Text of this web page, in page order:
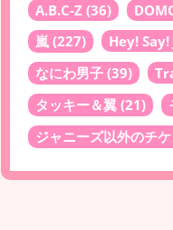
A.B.C-Z (36)
嵐 (227) Hey! Say!
なにわ男子 (39)
タッキー＆翼 (21)
ジャニーズ以外のチケ